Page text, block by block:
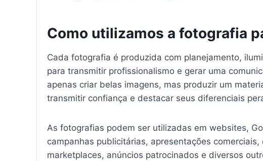
Como utilizamos a fotografia
Cada fotografia é produzida com planejamento,
para transmitir profissionalismo e gerar uma
apenas criar belas imagens, mas produzir um
transmitir confiança e destacar seus diferenciais
As fotografias podem ser utilizadas em websites,
campanhas publicitárias, apresentações
marketplaces, anúncios patrocinados e diversos